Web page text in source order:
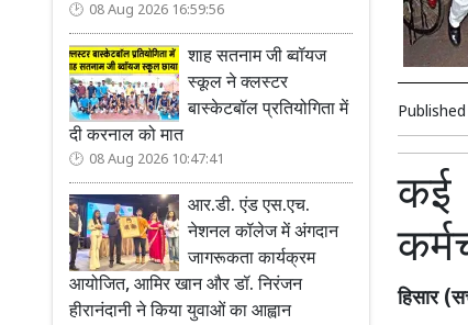
08 Aug 2026 16:59:56
शाह सतनाम जी ब्वॉयज
स्कूल ने क्लस्टर
बास्केटबॉल प्रतियोगिता में
दी करनाल को मात
08 Aug 2026 10:47:41
आर.डी. एंड एस.एच.
नेशनल कॉलेज में अंगदान
जागरूकता कार्यक्रम
आयोजित, आमिर खान और डॉ. निरंजन
हीरानंदानी ने किया युवाओं का आह्वान
कई
हिसार